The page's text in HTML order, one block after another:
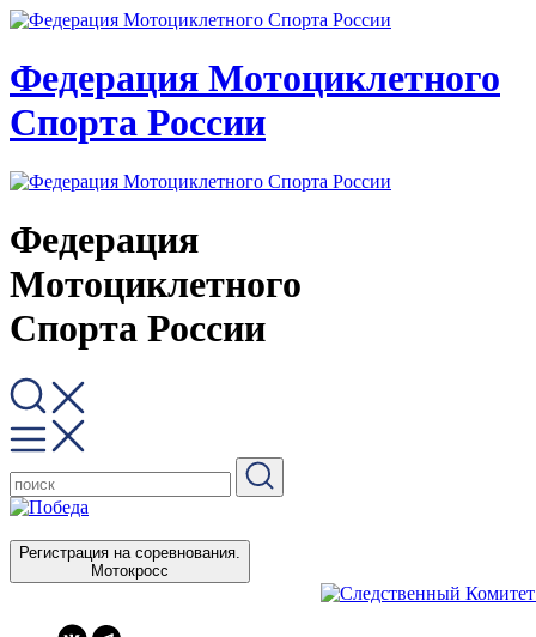
Федерация Мотоциклетного
Спорта России
Федерация
Мотоциклетного
Спорта России
Регистрация на соревнования.
Мотокросс